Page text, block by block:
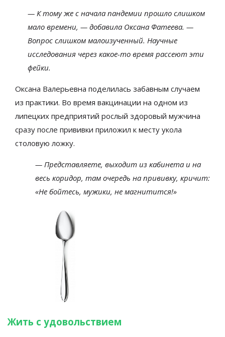
— К тому же с начала пандемии прошло слишком
мало времени, — добавила Оксана Фатеева. —
Вопрос слишком малоизученный. Научные
исследования через какое-то время рассеют эти
фейки.
Оксана Валерьевна поделилась забавным случаем
из практики. Во время вакцинации на одном из
липецких предприятий рослый здоровый мужчина
сразу после прививки приложил к месту укола
столовую ложку.
— Представляете, выходит из кабинета и на
весь коридор, там очередь на прививку, кричит:
«Не бойтесь, мужики, не магнитится!»
Жить с удовольствием